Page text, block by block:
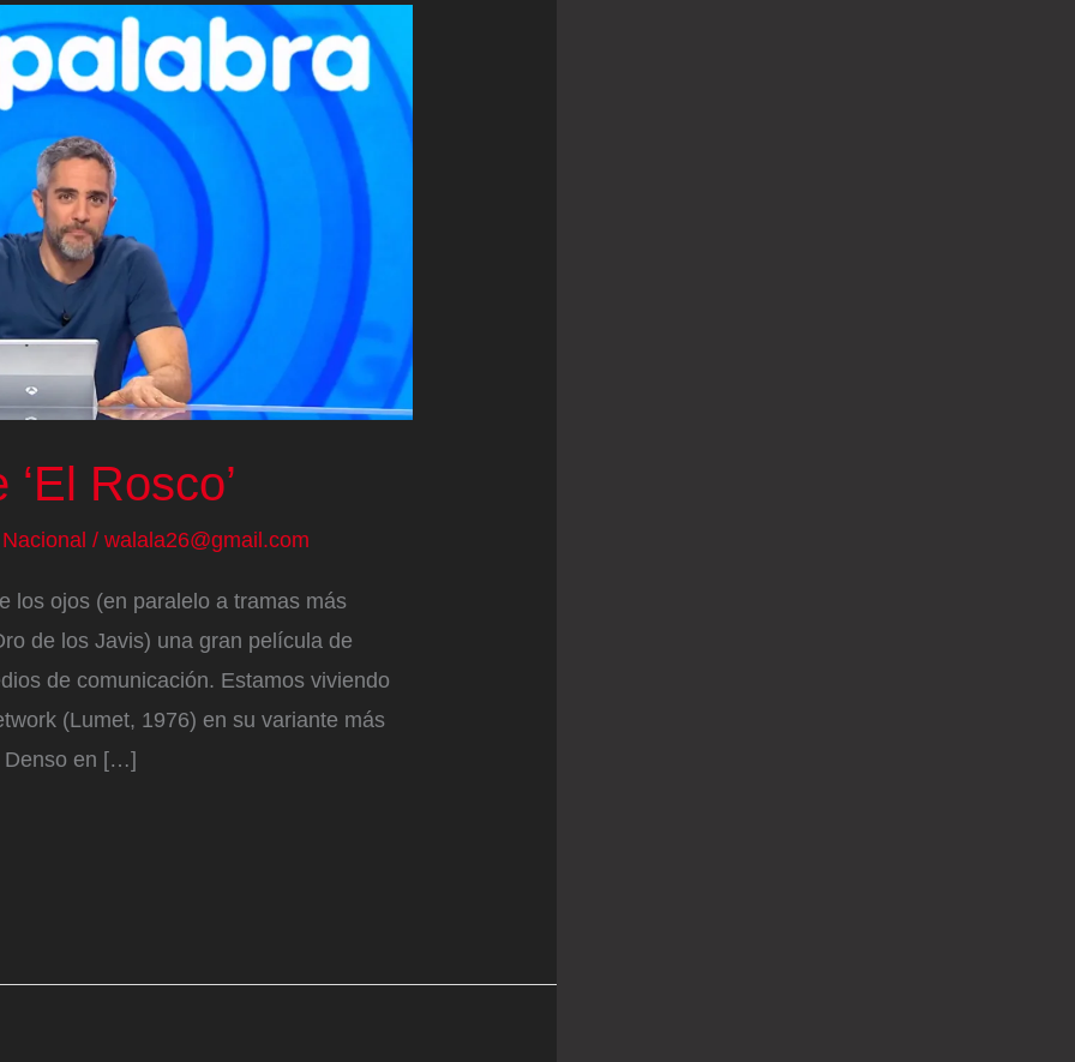
Rosco’
Nacional / walala26@gmail.com
los ojos (en paralelo a tramas más
de los Javis) una gran película de
de comunicación. Estamos viviendo
(Lumet, 1976) en su variante más
Denso en […]